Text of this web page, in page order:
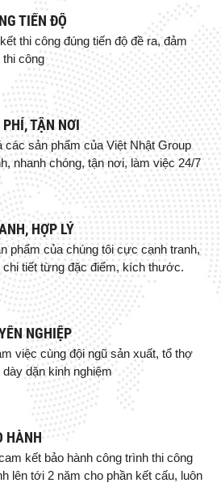
TIẾN ĐỘ
thi công đúng tiến độ đề ra, đảm
công
TẬN NƠI
các sản phẩm của Việt Nhật Group
nhanh chóng, tận nơi, làm việc 24/7
HỢP LÝ
phẩm của chúng tôi cực cạnh tranh,
chi tiết từng đặc điểm, kích thước.
NGHIỆP
việc cùng đội ngũ sản xuất, tổ thợ
dặn kinh nghiệm
HÀNH
kết bảo hành công trình thi công
lên tới 2 năm cho phần kết cấu, luôn